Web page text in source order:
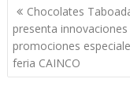
Navegación
de
entradas
Chocolates
presenta innovaciones
promociones
feria CAINCO